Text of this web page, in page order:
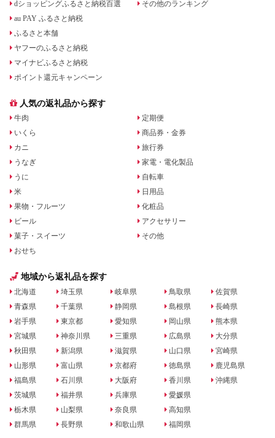
dショッピングふるさと納税百選
au PAY ふるさと納税
ふるさと本舗
ヤフーのふるさと納税
マイナビふるさと納税
ポイント還元キャンペーン
その他のランキング
人気の返礼品から探す
牛肉
いくら
カニ
うなぎ
うに
米
果物・フルーツ
ビール
菓子・スイーツ
おせち
定期便
商品券・金券
旅行券
家電・電化製品
自転車
日用品
化粧品
アクセサリー
その他
地域から返礼品を探す
北海道
青森県
岩手県
宮城県
秋田県
山形県
福島県
茨城県
栃木県
群馬県
埼玉県
千葉県
東京都
神奈川県
新潟県
富山県
石川県
福井県
山梨県
長野県
岐阜県
静岡県
愛知県
三重県
滋賀県
京都府
大阪府
兵庫県
奈良県
和歌山県
鳥取県
島根県
岡山県
広島県
山口県
徳島県
香川県
愛媛県
高知県
福岡県
佐賀県
長崎県
熊本県
大分県
宮崎県
鹿児島県
沖縄県